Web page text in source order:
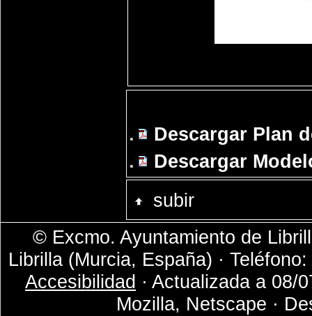
Descargar Plan
Descargar
subir
© Excmo. Ayuntamiento de
Librilla (Murcia, España) ·
Accesibilidad · Actualizada a 08/
Mozilla, Netscape ·